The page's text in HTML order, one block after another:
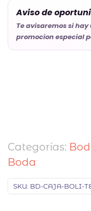
Aviso de
Te avisaremos si
promocion especial
Categorías:
Boda
SKU: BD-CAJA-BOLI-